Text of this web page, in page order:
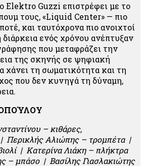
Elektro Guzzi επιστρέφει με το
τους, «Liquid Center» — πιο
και ταυτόχρονα πιο ανοιχτοί
ενός χρόνου ανέπτυξαν
που μεταφράζει την
της σκηνής σε ψηφιακή
χάνει τη σωματικότητα και τη
που δεν κυνηγά τη δύναμη,
– κιθάρες,
Περικλής Αλιώπης – τρομπέτα |
| Κατερίνα Λιάκη – πλήκτρα
– μπάσο | Βασίλης Γιασλακιώτης